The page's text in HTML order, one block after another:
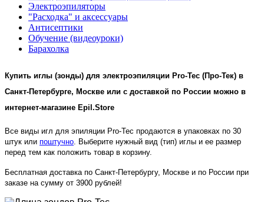
Электроэпиляторы
"Расходка" и аксессуары
Антисептики
Обучение (видеоуроки)
Барахолка
Купить иглы (зонды) для электроэпиляции Pro-Tec (Про-Тек) в
Санкт-Петербурге, Москве или с доставкой по России можно в
интернет-магазине Epil.Store
Все виды игл для эпиляции Pro-Tec продаются в упаковках по 30
штук или поштучно . Выберите нужный вид (тип) иглы и ее размер
перед тем как положить товар в корзину.
Бесплатная доставка по Санкт-Петербургу, Москве и по России при
заказе на сумму от 3900 рублей!